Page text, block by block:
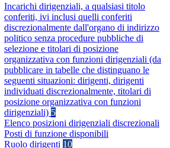
Incarichi dirigenziali, a qualsiasi titolo
conferiti, ivi inclusi quelli conferiti
discrezionalmente dall'organo di indirizzo
politico senza procedure pubbliche di
selezione e titolari di posizione
organizzativa con funzioni dirigenziali (da
pubblicare in tabelle che distinguano le
seguenti situazioni: dirigenti, dirigenti
individuati discrezionalmente, titolari di
posizione organizzativa con funzioni
dirigenziali) 5
Elenco posizioni dirigenziali discrezionali
Posti di funzione disponibili
Ruolo dirigenti 10